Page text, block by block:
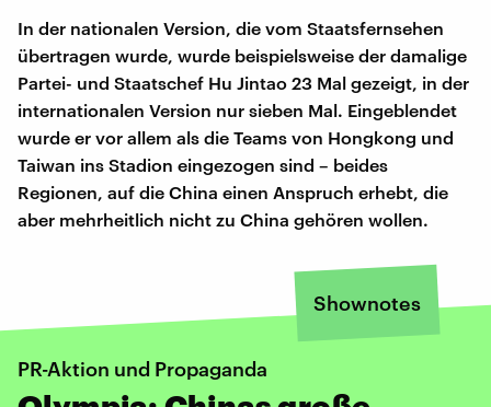
In der nationalen Version, die vom Staatsfernsehen
übertragen wurde, wurde beispielsweise der damalige
Partei- und Staatschef Hu Jintao 23 Mal gezeigt, in der
internationalen Version nur sieben Mal. Eingeblendet
wurde er vor allem als die Teams von Hongkong und
Taiwan ins Stadion eingezogen sind – beides
Regionen, auf die China einen Anspruch erhebt, die
aber mehrheitlich nicht zu China gehören wollen.
Shownotes
PR-Aktion und Propaganda